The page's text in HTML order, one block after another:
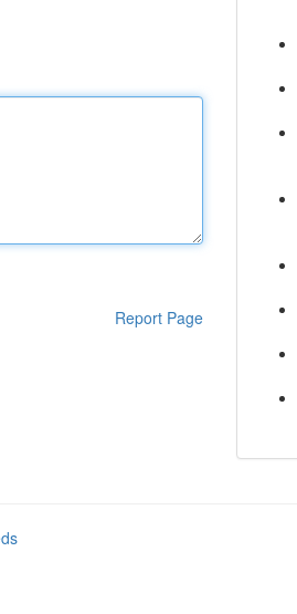
Report Page